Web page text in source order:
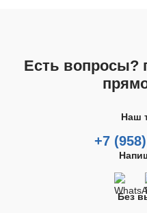
Есть вопросы?
Наш
+7
Без